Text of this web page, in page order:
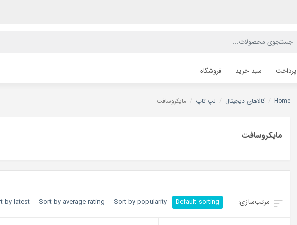
پرداخت سبد خرید فروشگاه
Home
/ کالاهای دیجیتال / لپ تاپ / مایکروسافت
مایکروسافت
Default sorting
Sort by popularity
Sort by average rating
by latest